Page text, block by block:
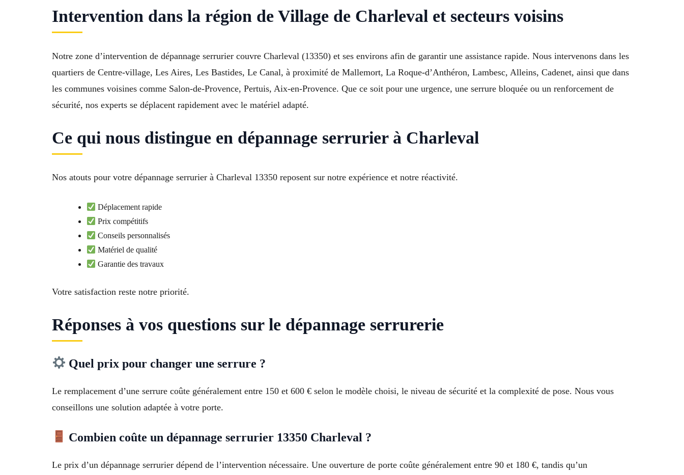
Intervention dans la région de Village de Charleval et secteurs voisins
Notre zone d’intervention de dépannage serrurier couvre Charleval (13350) et ses environs afin de garantir une assistance rapide. Nous intervenons dans les
quartiers de Centre-village, Les Aires, Les Bastides, Le Canal, à proximité de Mallemort, La Roque-d’Anthéron, Lambesc, Alleins, Cadenet, ainsi que dans
les communes voisines comme Salon-de-Provence, Pertuis, Aix-en-Provence. Que ce soit pour une urgence, une serrure bloquée ou un renforcement de
sécurité, nos experts se déplacent rapidement avec le matériel adapté.
Ce qui nous distingue en dépannage serrurier à Charleval
Nos atouts pour votre dépannage serrurier à Charleval 13350 reposent sur notre expérience et notre réactivité.
Déplacement rapide
Prix compétitifs
Conseils personnalisés
Matériel de qualité
Garantie des travaux
Votre satisfaction reste notre priorité.
Réponses à vos questions sur le dépannage serrurerie
Quel prix pour changer une serrure ?
Le remplacement d’une serrure coûte généralement entre 150 et 600 € selon le modèle choisi, le niveau de sécurité et la complexité de pose. Nous vous
conseillons une solution adaptée à votre porte.
Combien coûte un dépannage serrurier 13350 Charleval ?
Le prix d’un dépannage serrurier dépend de l’intervention nécessaire. Une ouverture de porte coûte généralement entre 90 et 180 €, tandis qu’un